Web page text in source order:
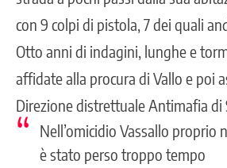
con 9 colpi di pistola, 7 dei quali
Otto anni di indagini, lunghe e
affidate alla procura di Vallo e poi
Direzione distrettuale Antimafia di
Nell’omicidio Vassallo proprio
è stato perso troppo tempo